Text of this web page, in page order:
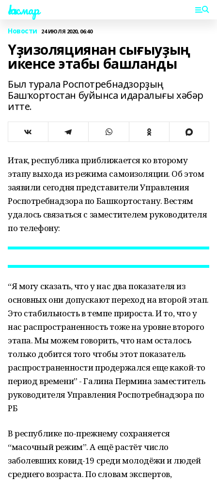
Һаҡмар
Новости 24 ИЮЛЯ 2020, 06:40
Үҙизоляциянан сығыуҙың
икенсе этабы башланды
Был турала Роспотребнадзорҙың
Башҡортостан буйынса идаралығы хәбәр
итте.
Итак, республика приближается ко второму
этапу выхода из режима самоизоляции. Об этом
заявили сегодня представители Управления
Роспотребнадзора по Башкортостану. Вестям
удалось связаться с заместителем руководителя
по телефону:
“Я могу сказать, что у нас два показателя из
основных они допускают переход на второй этап.
Это стабильность в темпе прироста. И то, что у
нас распространенность тоже на уровне второго
этапа. Мы можем говорить, что нам осталось
только добится того чтобы этот показатель
распространенности продержался еще какой-то
период времени” - Галина Пермина заместитель
руководителя Управления Роспотребнадзора по
РБ
В республике по-прежнему сохраняется
“масочный режим”. А ещё растёт число
заболевших ковид-19 среди молодёжи и людей
среднего возраста. По словам экспертов,